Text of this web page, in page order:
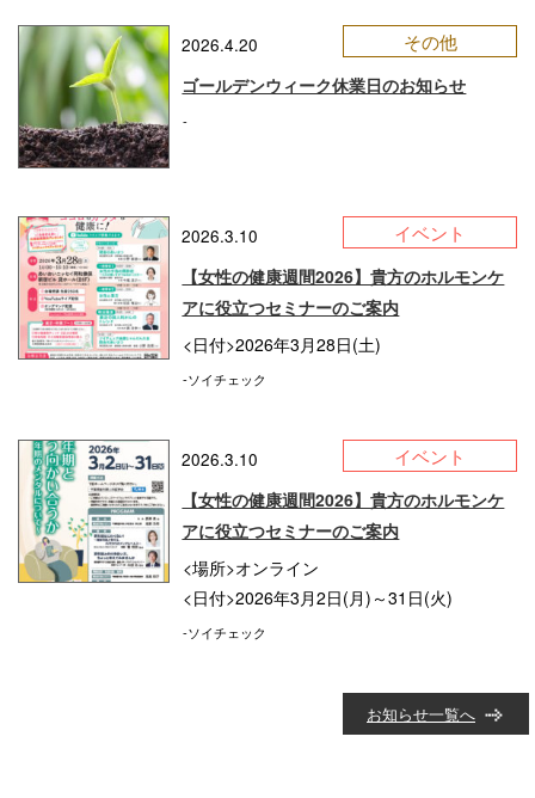
2026.4.20 その他
ゴールデンウィーク休業日のお知らせ
-
2026.3.10 イベント
【女性の健康週間2026】貴方のホルモンケ
アに役立つセミナーのご案内
<日付>2026年3月28日(土)
-ソイチェック
2026.3.10 イベント
【女性の健康週間2026】貴方のホルモンケ
アに役立つセミナーのご案内
<場所>オンライン
<日付>2026年3月2日(月)～31日(火)
-ソイチェック
お知らせ一覧へ